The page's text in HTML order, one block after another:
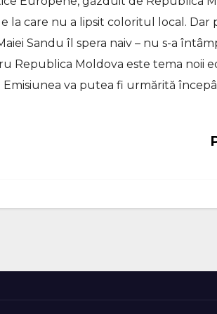
la care nu a lipsit coloritul local.
Sandu îl spera naiv – nu s-a
Republica Moldova este tema noii
va putea fi urmărită